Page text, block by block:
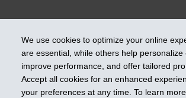
We use cookies to optimize your online
are essential, while others help personalize
improve performance, and offer tailored
Accept all cookies for an enhanced
your preferences at any time. To learn
Prendre les devants